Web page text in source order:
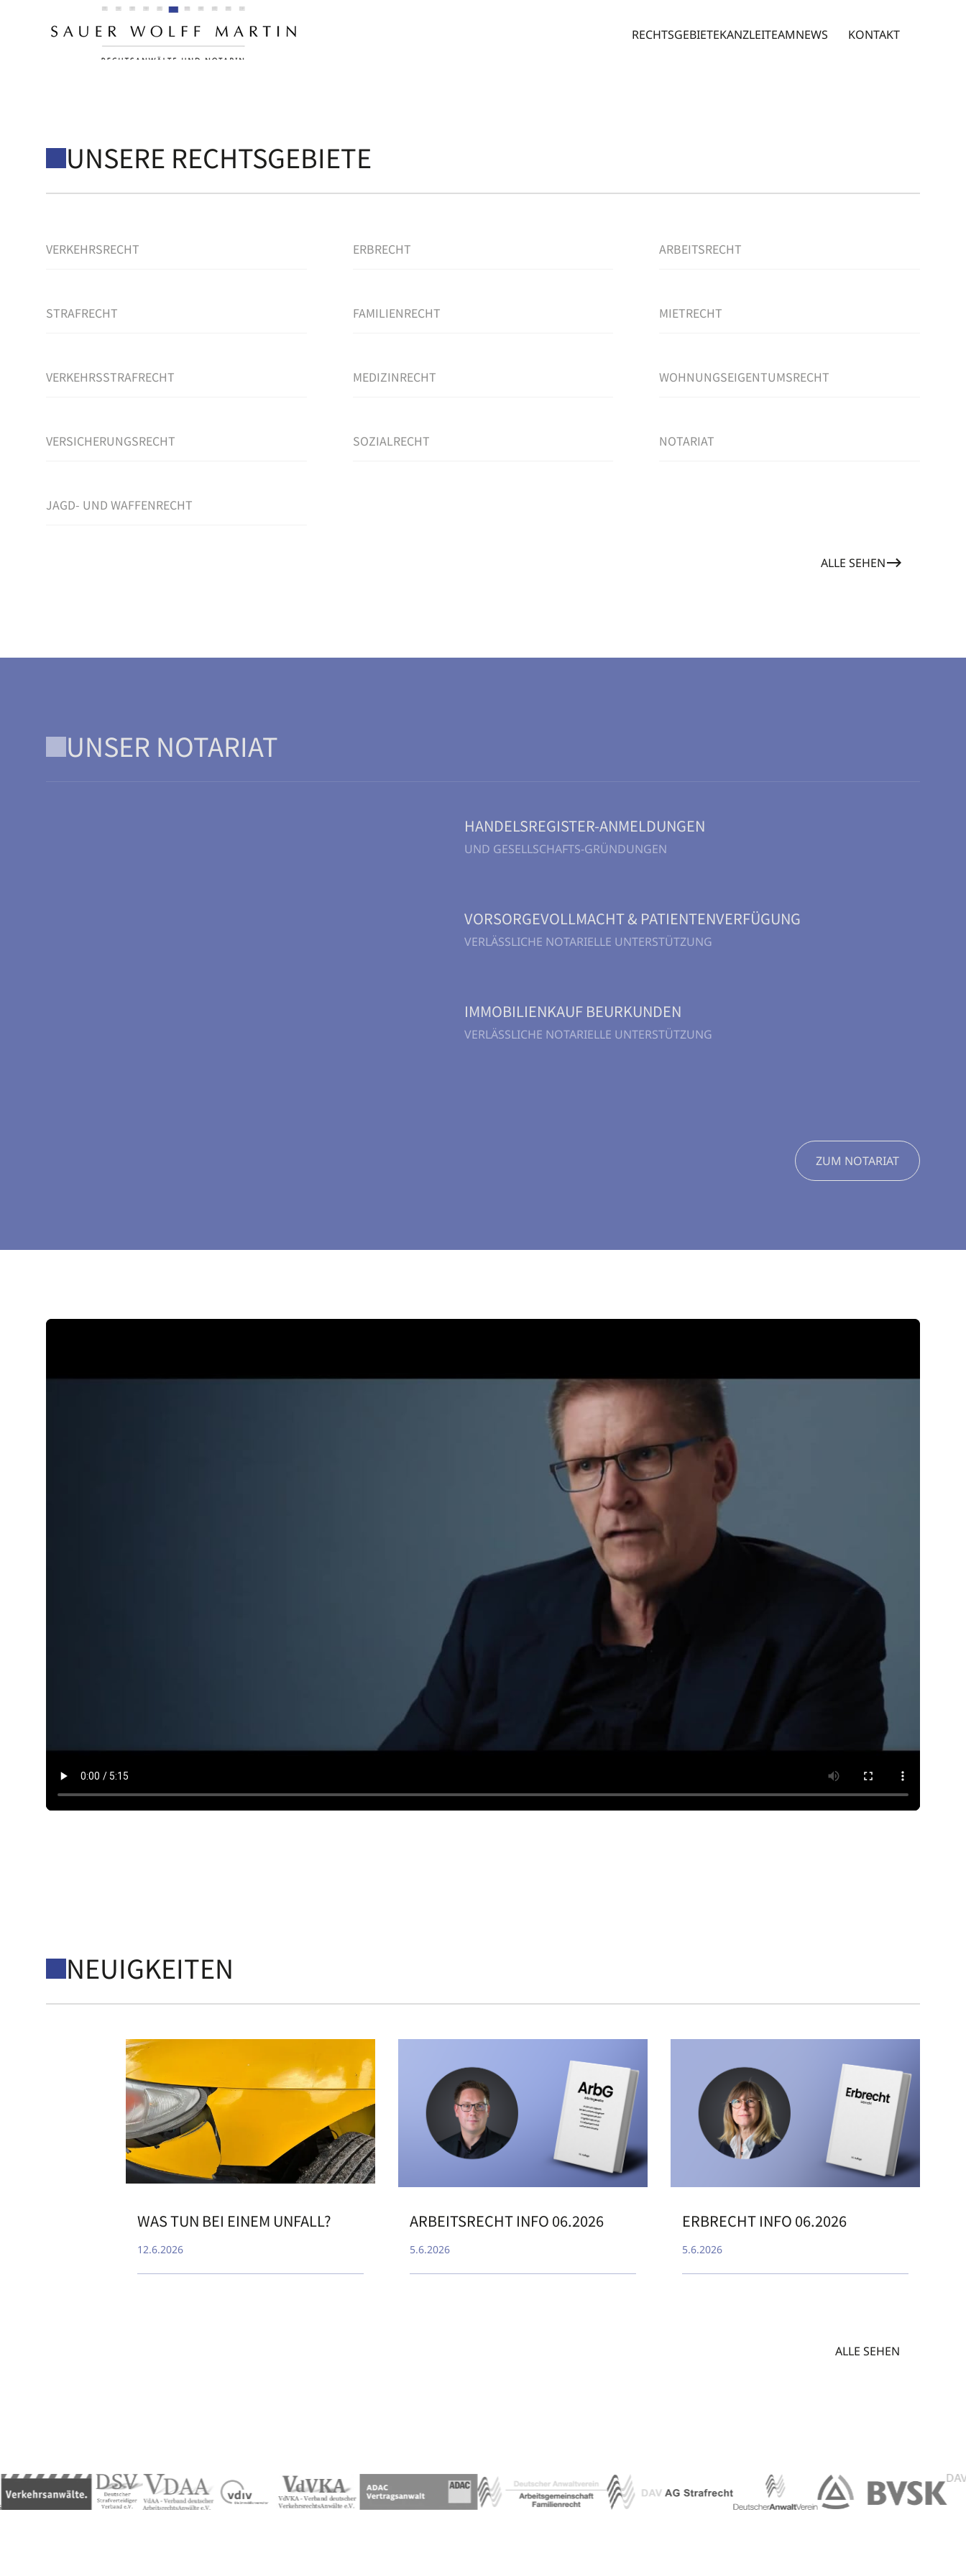
RECHTSGEBIETEKANZLEITEAMNEWS KONTAKT
WIR UNTERSTÜTZEN SIE IM
UNSERE RECHTSGEBIETE
VERKEHRSRECHT ERBRECHT ARBEITSRECHT
STRAFRECHT FAMILIENRECHT MIETRECHT
VERKEHRSSTRAFRECHT MEDIZINRECHT WOHNUNGSEIGENTUMSRECHT
VERSICHERUNGSRECHT SOZIALRECHT NOTARIAT
JAGD- UND WAFFENRECHT
ALLE SEHEN
UNSER NOTARIAT
HANDELSREGISTER-ANMELDUNGEN
UND GESELLSCHAFTS-GRÜNDUNGEN
VORSORGEVOLLMACHT & PATIENTENVERFÜGUNG
VERLÄSSLICHE NOTARIELLE UNTERSTÜTZUNG
IMMOBILIENKAUF BEURKUNDEN
VERLÄSSLICHE NOTARIELLE UNTERSTÜTZUNG
ZUM NOTARIAT
NEUIGKEITEN
WAS TUN BEI EINEM UNFALL?
12.6.2026
ARBEITSRECHT INFO 06.2026
5.6.2026
ERBRECHT INFO 06.2026
5.6.2026
ALLE SEHEN